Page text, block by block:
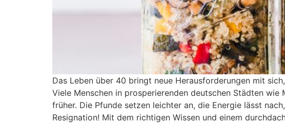
Das Leben über 40 bringt neue Herausforderungen mit
Viele Menschen in prosperierenden deutschen Städten
früher. Die Pfunde setzen leichter an, die Energie lässt
Resignation! Mit dem richtigen Wissen und einem